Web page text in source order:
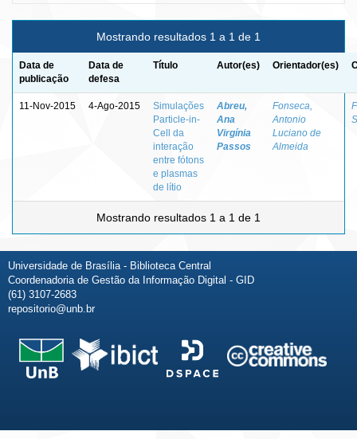
Mostrando resultados 1 a 1 de 1
Data de
publicação
Data de
defesa
Título Autor(es) Orientador(es)
11-Nov-2015 4-Ago-2015
Simulações
Particle-in-
Cell da
interação
entre fótons
e plasmas
de lítio
Abreu,
Ana
Virgínia
Passos
Fonseca,
Antonio
Luciano de
Almeida
Mostrando resultados 1 a 1 de 1
Universidade de Brasília - Biblioteca Central
Coordenadoria de Gestão da Informação Digital - GID
(61) 3107-2683
repositorio@unb.br